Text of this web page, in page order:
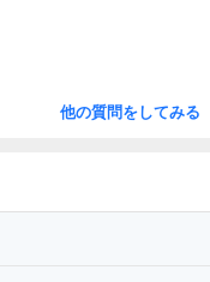
他の質問をしてみる